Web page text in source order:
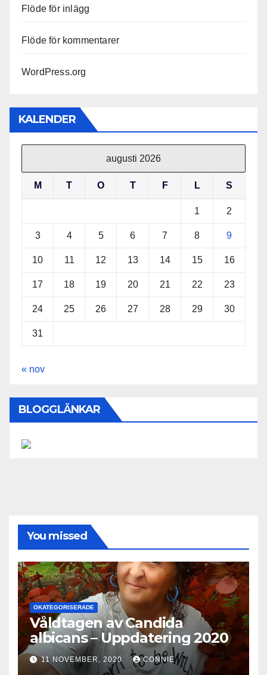
Flöde för inlägg
Flöde för kommentarer
WordPress.org
KALENDER
augusti 2026
M T O T F L S
1 2
3 4 5 6 7 8 9
10 11 12 13 14 15 16
17 18 19 20 21 22 23
24 25 26 27 28 29 30
31
« nov
BLOGGLÄNKAR
You missed
OKATEGORISERADE
Våldtagen av Candida
albicans – Uppdatering 2020
11 NOVEMBER, 2020 CONNIE